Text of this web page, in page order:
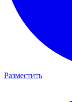
Разместить